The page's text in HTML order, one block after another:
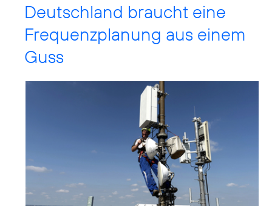
Deutschland braucht eine
Frequenzplanung aus einem
Guss